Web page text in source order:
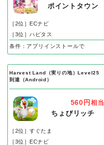
ポイントタウン
［2位］ECナビ
［3位］ハピタス
条件：アプリインストールで
Harvest Land（実りの地）Level25
到達（Android）
560円 相当
ちょびリッチ
［2位］すぐたま
［3位］ECナビ